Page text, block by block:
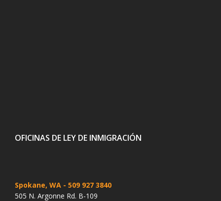
OFICINAS DE LEY DE INMIGRACIÓN
Spokane, WA - 509 927 3840
505 N. Argonne Rd. B-109